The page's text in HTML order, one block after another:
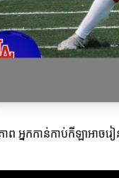
អ្នកកាន់កាប់កីឡាអាច